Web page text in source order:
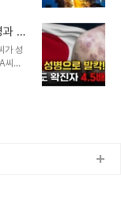
에게
된 돼
급습
내장
약
성
가 성
씨는
에서
깊